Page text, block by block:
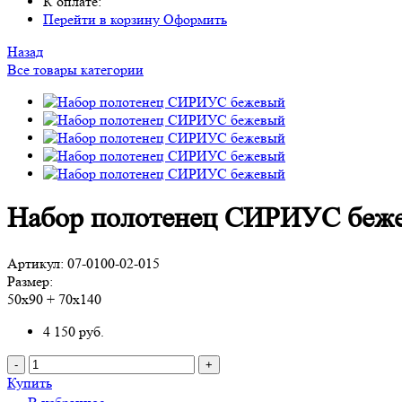
Перейти в корзину Оформить
Назад
Все товары категории
Набор полотенец СИРИУС
Артикул: 07-0100-02-015
Размер:
50х90 + 70х140
4 150 руб.
- +
Купить